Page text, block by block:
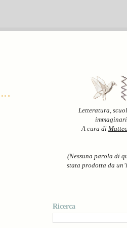
Letteratura,
A cura di
(Nessuna parola di
stata prodotta da
Ricerca